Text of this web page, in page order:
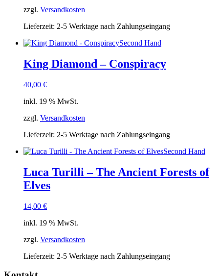
zzgl. Versandkosten
Lieferzeit: 2-5 Werktage nach Zahlungseingang
Second Hand
King Diamond – Conspiracy
40,00 €
inkl. 19 % MwSt.
zzgl. Versandkosten
Lieferzeit: 2-5 Werktage nach Zahlungseingang
Second Hand
Luca Turilli – The Ancient Forests of
Elves
14,00 €
inkl. 19 % MwSt.
zzgl. Versandkosten
Lieferzeit: 2-5 Werktage nach Zahlungseingang